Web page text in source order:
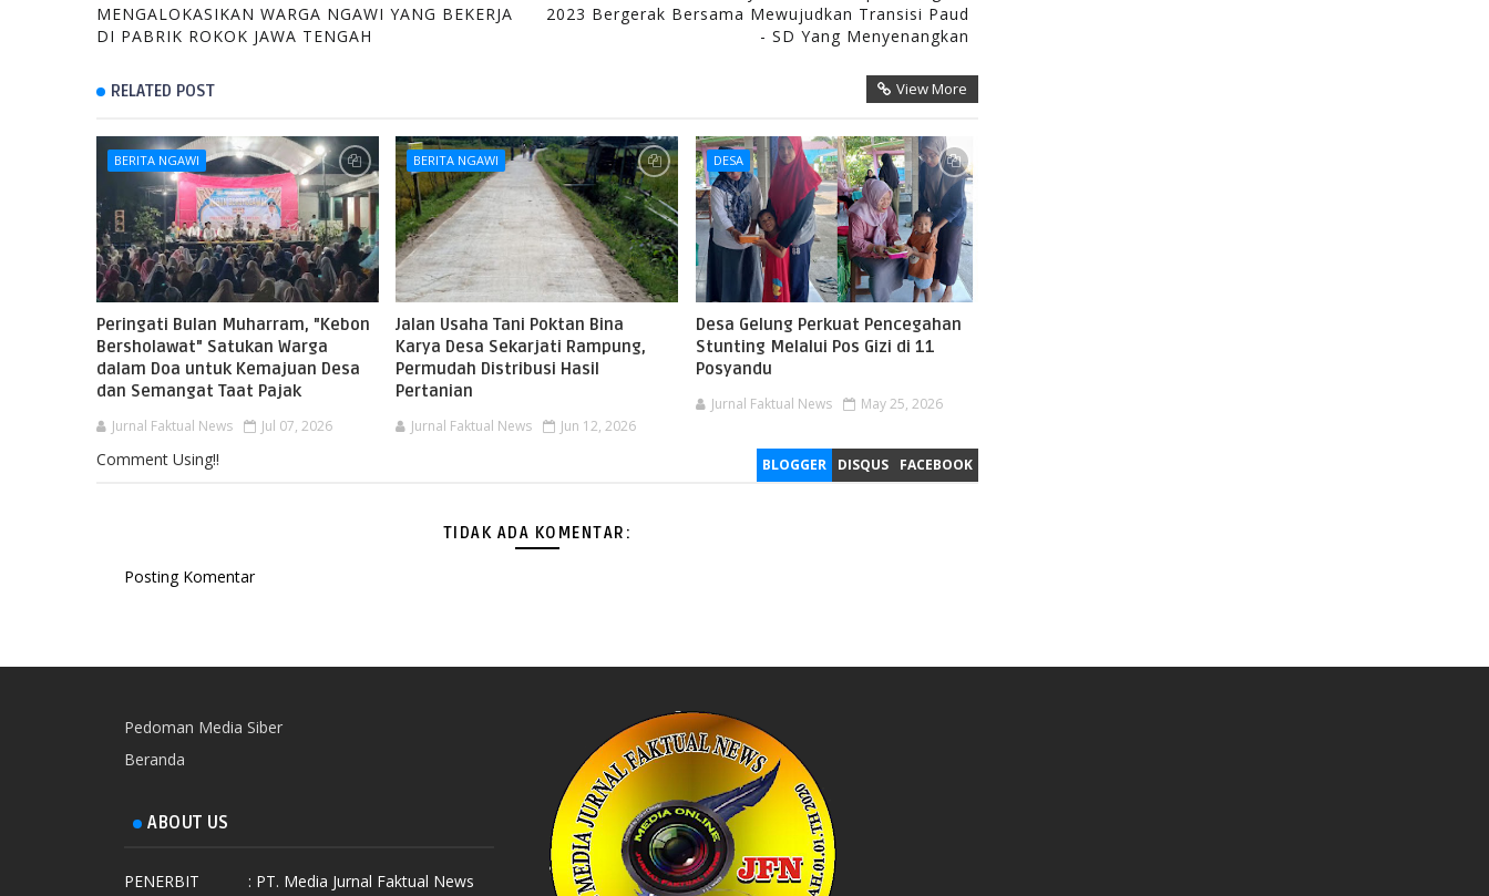
MENGALOKASIKAN WARGA NGAWI YANG BEKERJA
DI PABRIK ROKOK JAWA TENGAH
2023 Bergerak Bersama Mewujudkan Transisi Paud
- SD Yang Menyenangkan
RELATED POST View More
BERITA NGAWI
Peringati Bulan Muharram, "Kebon
Bersholawat" Satukan Warga
dalam Doa untuk Kemajuan Desa
dan Semangat Taat Pajak
Jurnal Faktual News Jul 07, 2026
BERITA NGAWI
Jalan Usaha Tani Poktan Bina
Karya Desa Sekarjati Rampung,
Permudah Distribusi Hasil
Pertanian
Jurnal Faktual News Jun 12, 2026
DESA
Desa Gelung Perkuat Pencegahan
Stunting Melalui Pos Gizi di 11
Posyandu
Jurnal Faktual News May 25, 2026
BLOGGER DISQUS FACEBOOK
Comment Using!!
TIDAK ADA KOMENTAR:
Posting Komentar
Pedoman Media Siber
Beranda
ABOUT US
PENERBIT
: PT. Media Jurnal Faktual News